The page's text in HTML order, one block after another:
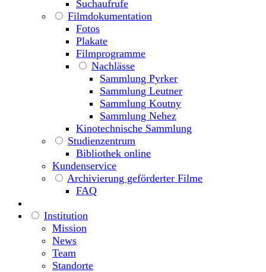
Suchaufrufe
Filmdokumentation
Fotos
Plakate
Filmprogramme
Nachlässe
Sammlung Pyrker
Sammlung Leutner
Sammlung Koutny
Sammlung Nehez
Kinotechnische Sammlung
Studienzentrum
Bibliothek online
Kundenservice
Archivierung geförderter Filme
FAQ
Institution
Mission
News
Team
Standorte